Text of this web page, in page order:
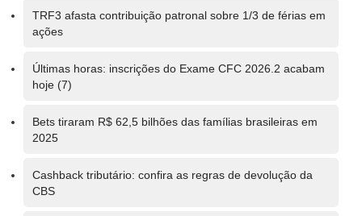
TRF3 afasta contribuição patronal sobre 1/3 de férias em
ações
Últimas horas: inscrições do Exame CFC 2026.2 acabam
hoje (7)
Bets tiraram R$ 62,5 bilhões das famílias brasileiras em
2025
Cashback tributário: confira as regras de devolução da
CBS